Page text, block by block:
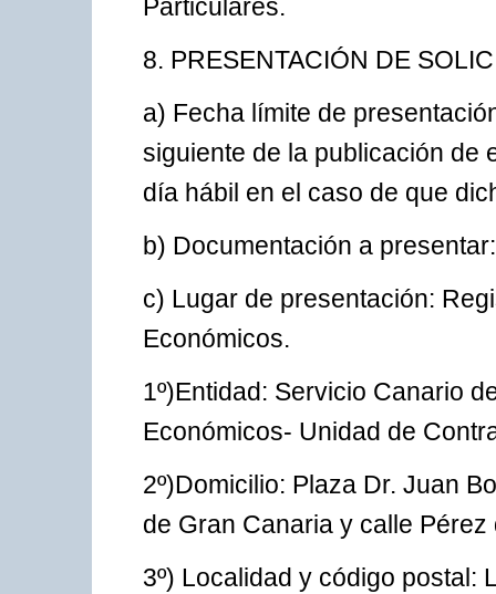
Particulares.
8. PRESENTACIÓN DE
a) Fecha límite de
siguiente de la publicación de
día hábil en el caso de que
b) Documentación a
c) Lugar de presentación:
Económicos.
1º)Entidad: Servicio Canario
Económicos- Unidad de
2º)Domicilio: Plaza Dr. Juan
de Gran Canaria y calle
3º) Localidad y código postal: